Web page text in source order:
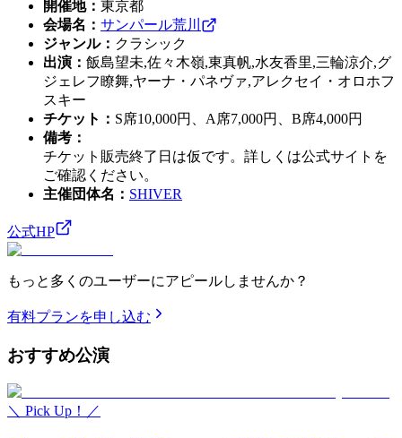
開催地： 東京都
会場名 ： サンパール荒川
ジャンル： クラシック
出演 ： 飯島望未,佐々木嶺,東真帆,水友香里,三輪涼介,グ
ジェレフ瞭舞,ヤーナ・パネヴァ,アレクセイ・オロホフ
スキー
チケット ： S席10,000円、A席7,000円、B席4,000円
備考 ：
チケット販売終了日は仮です。詳しくは公式サイトを
ご確認ください。
主催団体名 ： SHIVER
公式HP
もっと多くのユーザーにアピールしませんか？
有料プランを申し込む
おすすめ公演
＼ Pick Up！／